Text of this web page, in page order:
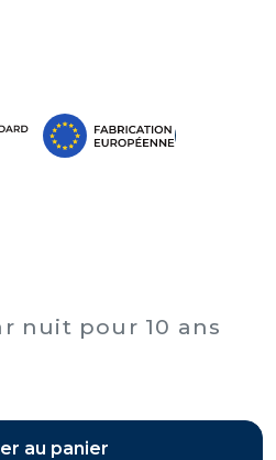
nuit pour 10 ans
au panier